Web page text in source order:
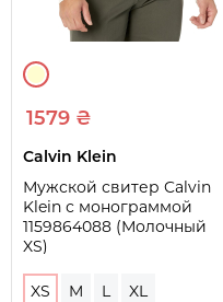
1579 ₴
Calvin Klein
Мужской свитер Calvin
Klein с монограммой
1159864088 (Молочный
XS)
XS M L XL